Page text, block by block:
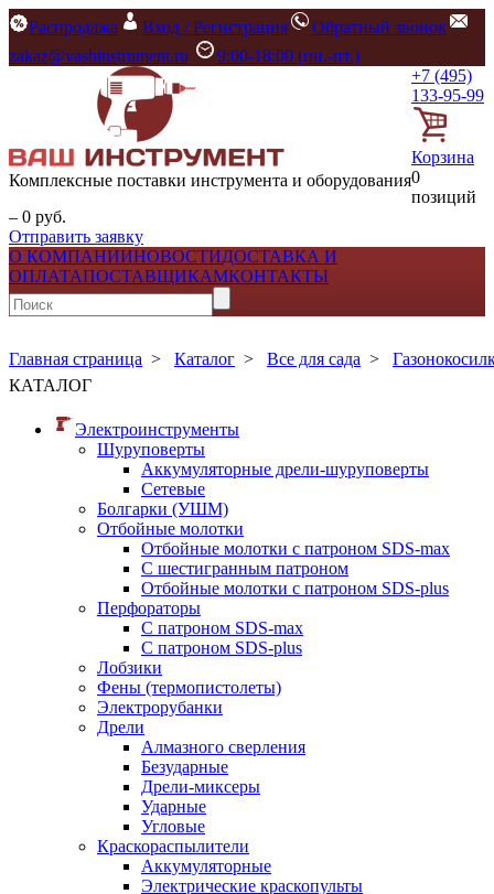
Распродажа Вход / Регистрация
Обратный звонок
zakaz@vashinstrument.ru
9:00-18:00 (пн.-пт.)
Комплексные поставки инструмента и оборудования
+7 (495)
133-95-99
Корзина
0
позиций
– 0 руб.
Отправить заявку
О КОМПАНИИНОВОСТИДОСТАВКА И
ОПЛАТАПОСТАВЩИКАМКОНТАКТЫ
Главная страница > Каталог > Все для сада >
КАТАЛОГ
Электроинструменты
Шуруповерты
Аккумуляторные дрели-шуруповерты
Сетевые
Болгарки (УШМ)
Отбойные молотки
Отбойные молотки с патроном SDS-max
С шестигранным патроном
Отбойные молотки с патроном SDS-plus
Перфораторы
С патроном SDS-max
С патроном SDS-plus
Лобзики
Фены (термопистолеты)
Электрорубанки
Дрели
Алмазного сверления
Безударные
Дрели-миксеры
Ударные
Угловые
Краскораспылители
Аккумуляторные
Электрические краскопульты